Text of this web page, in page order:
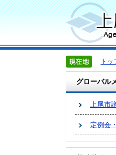
トッ
グローバル
上尾市
定例会